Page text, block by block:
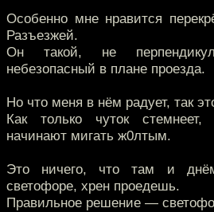
Особенно мне нравится
Разъезжей.
Он такой, не
небезопасный в плане проезда.
Но что меня в нём радует, так
Как только чуток
начинают мигать ж0лтым.
Это ничего, что там и
светофоре, хрен проедешь.
Правильное решение —